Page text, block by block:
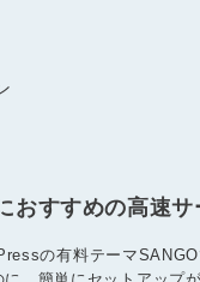
おすすめの高速サ
の有料テーマSANGO